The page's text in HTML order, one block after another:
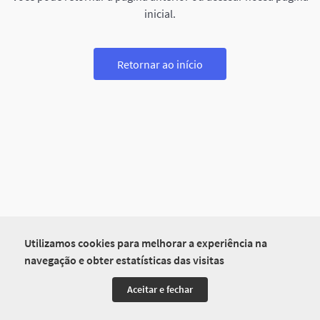
Utilizamos cookies para melhorar a experiência na
navegação e obter estatísticas das visitas
Aceitar e fechar
inicial.
Retornar ao início